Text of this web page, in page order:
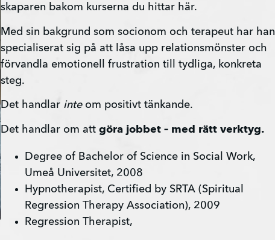
skaparen bakom kurserna du hittar här.
Med sin bakgrund som socionom och terapeut har han
specialiserat sig på att låsa upp relationsmönster och
förvandla emotionell frustration till tydliga, konkreta
steg.
Det handlar inte om positivt tänkande.
Det handlar om att göra jobbet – med rätt verktyg.
Degree of Bachelor of Science in Social Work,
Umeå Universitet, 2008
Hypnotherapist, Certified by SRTA (Spiritual
Regression Therapy Association), 2009
Regression Therapist,